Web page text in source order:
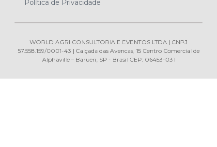
Política de Privacidade
WORLD AGRI CONSULTORIA E EVENTOS LTDA | CNPJ
57.558.159/0001-43 | Calçada das Avencas, 15 Centro Comercial de
Alphaville – Barueri, SP - Brasil CEP: 06453-031